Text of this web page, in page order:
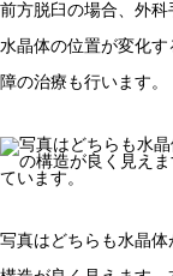
前方脱臼の場合、外
水晶体の位置が変化
障の治療も行います。
写真はどちらも水晶